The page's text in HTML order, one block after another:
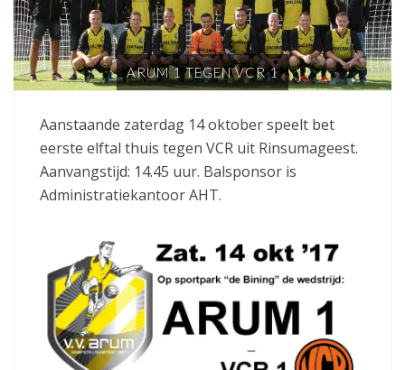
ARUM 1 TEGEN VCR 1
Aanstaande zaterdag 14 oktober speelt bet
eerste elftal thuis tegen VCR uit Rinsumageest.
Aanvangstijd: 14.45 uur. Balsponsor is
Administratiekantoor AHT.